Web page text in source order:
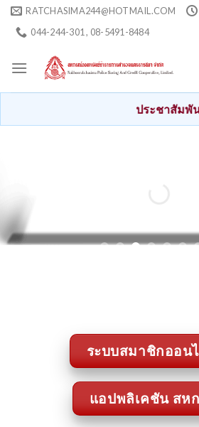
Skip RATCHASIMA244@HOTMAIL.COM
044-244-301 , 08-5491-8484
ประชาสัมพันธ์: สมา
ระบบสมาชิกออน
แอปพลิเคชัน สห